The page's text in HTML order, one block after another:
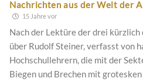
Nachrichten aus der Welt der
15 Jahre vor
Nach der Lektüre der drei
über Rudolf Steiner, verfasst von
Hochschullehrern, die mit der
Biegen und Brechen mit